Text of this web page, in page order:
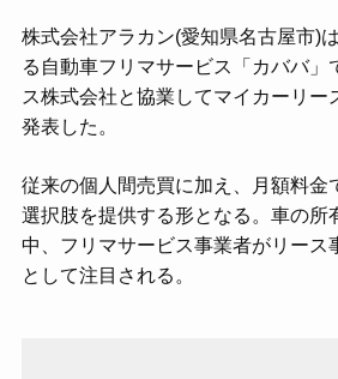
株式会社アラカン(愛知県名古屋市)
る自動車フリマサービス「カババ」
ス株式会社と協業してマイカーリー
発表した。
従来の個人間売買に加え、月額料金
選択肢を提供する形となる。車の所
中、フリマサービス事業者がリース
として注目される。